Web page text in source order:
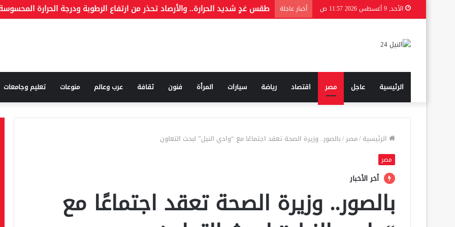
الأحد, 9 أغسطس 2026 11:57 ص أخبار عاجلة من هي الحقيقة وما هو الكذب
الرئيسية عاجل مصر اقتصاد رياضة سيارات المرأة فنون ثقافة عرب وعالم منوعات تعليم وجامعات
الرئيسية/مصر/بالصور.. وزيرة الصحة تعقد اجتماعًا مع “وادي النيل” لبحث التعاون
مصر
أخر الأخبار
بالصور.. وزيرة الصحة تعقد اجتماعًا مع